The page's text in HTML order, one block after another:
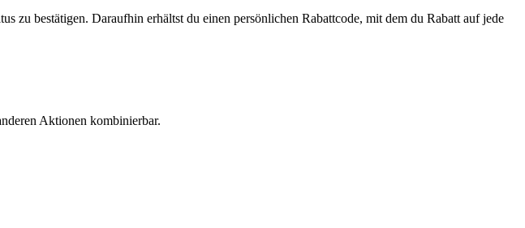
zu bestätigen. Daraufhin erhältst du einen persönlichen Rabattcode, mit dem du Rabatt auf jede
Aktionen kombinierbar.